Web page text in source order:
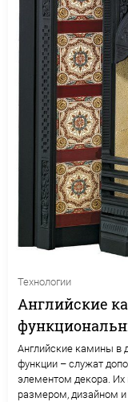
Технологии
Английские
Английские камины в
функции – служат
элементом декора. Их
размером, дизайном и